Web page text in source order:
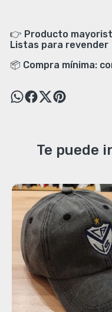
👉 Producto
Listas para revender
📦 Compra mínima:
Te puede